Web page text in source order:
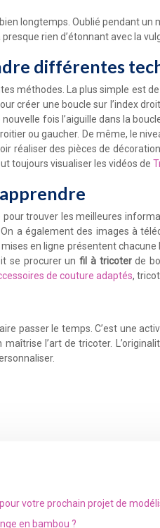
longtemps. Oublié pendant
rien d’étonnant avec la
différentes
méthodes. La plus simple est
créer une boucle sur l’index
nouvelle fois l’aiguille dans la
ou gaucher. De même, le
réaliser des pièces de
toujours visualiser les vidéos de
pour trouver les meilleures
a également des images à
en ligne présentent
se procurer unfil à tricoterde
de couture adaptés,
passer le temps. C’est une
l’art de tricoter.
votre prochain projet de
en bambou ?